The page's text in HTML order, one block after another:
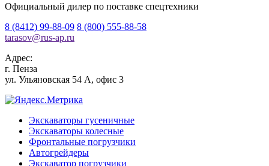
Официальный дилер по поставке спецтехники
8 (8412) 99-88-09 8 (800) 555-88-58
tarasov@rus-ap.ru
Адрес:
г. Пенза
ул. Ульяновская 54 А, офис 3
Экскаваторы гусеничные
Экскаваторы колесные
Фронтальные погрузчики
Автогрейдеры
Экскаватор погрузчики